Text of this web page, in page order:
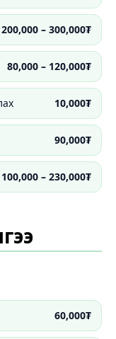
200,000 – 300,000₮
80,000 – 120,000₮
10,000₮
90,000₮
100,000 – 230,000₮
60,000₮